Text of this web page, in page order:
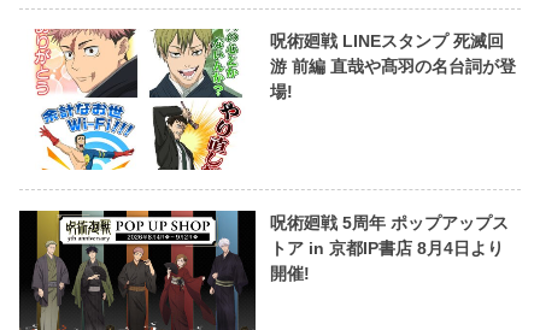
呪術廻戦 LINEスタンプ 死滅回
游 前編 直哉や髙羽の名台詞が登
場!
呪術廻戦 5周年 ポップアップス
トア in 京都IP書店 8月4日より
開催!